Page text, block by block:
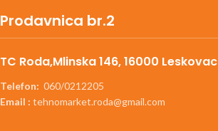
Prodavnica br.2
TC Roda,Mlinska 146, 16000 Leskovac
Telefon: 060/0212205
Email : tehnomarket.roda@gmail.com